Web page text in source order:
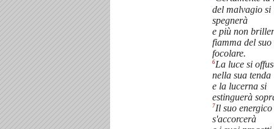
del malvagio si
spegnerà
e più non
fiamma del suo
focolare.
6La luce si
nella sua tenda
e la lucerna si
estinguerà
7Il suo energico
s'accorcerà